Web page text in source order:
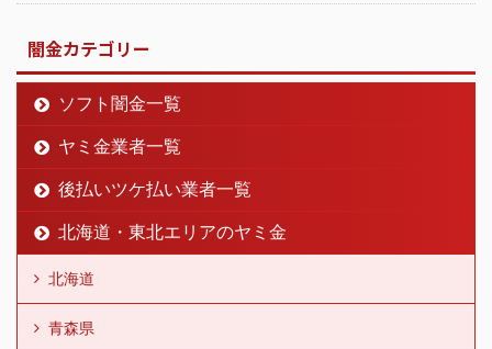
闇金カテゴリー
ソフト闇金一覧
ヤミ金業者一覧
後払いツケ払い業者一覧
北海道・東北エリアのヤミ金
北海道
青森県